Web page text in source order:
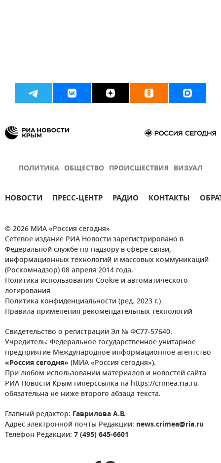
ПОЛИТИКА ОБЩЕСТВО ПРОИСШЕСТВИЯ ВИЗУАЛ
НОВОСТИ ПРЕСС-ЦЕНТР РАДИО КОНТАКТЫ
© 2026 МИА «Россия сегодня»
Сетевое издание РИА Новости зарегистрировано в
Федеральной службе по надзору в сфере связи,
информационных технологий и массовых коммуникаций
(Роскомнадзор) 08 апреля 2014 года.
Политика использования Cookie и автоматического
логирования
Политика конфиденциальности (ред. 2023 г.)
Правила применения рекомендательных технологий
Свидетельство о регистрации Эл № ФС77-57640.
Учредитель: Федеральное государственное унитарное
предприятие Международное информационное агентство
«Россия сегодня» (МИА «Россия сегодня»).
При любом использовании материалов и новостей сайта
РИА Новости Крым гиперссылка на https://crimea.ria.ru
обязательна не ниже второго абзаца текста.
Главный редактор: Гаврилова А.В.
Адрес электронной почты Редакции: news.crimea@ria.ru
Телефон Редакции: 7 (495) 645-6601